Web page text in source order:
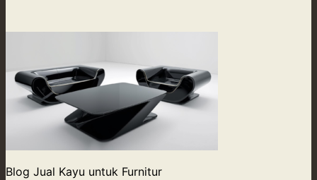
Blog Jual Kayu untuk Furnitur